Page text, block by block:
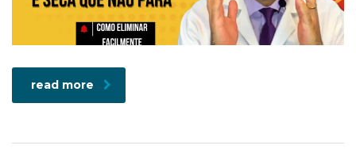
read more